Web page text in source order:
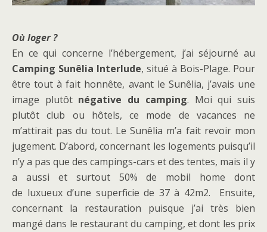
Où loger ?
En ce qui concerne l’hébergement, j’ai séjourné au
Camping Sunêlia Interlude, situé à Bois-Plage. Pour
être tout à fait honnête, avant le Sunêlia, j’avais une
image plutôt négative du camping. Moi qui suis
plutôt club ou hôtels, ce mode de vacances ne
m’attirait pas du tout. Le Sunêlia m’a fait revoir mon
jugement. D’abord, concernant les logements puisqu’il
n’y a pas que des campings-cars et des tentes, mais il y
a aussi et surtout 50% de mobil home dont
de luxueux d’une superficie de 37 à 42m2. Ensuite,
concernant la restauration puisque j’ai très bien
mangé dans le restaurant du camping, et dont les prix